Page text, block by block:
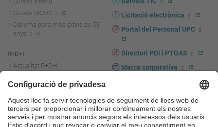
Cursos MOOC
Diploma per a més grans de 55
anys
R+D+I
Actualitat R+D+I
La transferència, l'emprenedoria i
la innovació a la UPC
Foment i suport a la recerca
Foment i suport a la
Licitació electrònica
Portal del Personal UPC
Directori PDI i PTGAS
Marca corporativa
Seguretat i salut
Autoprotecció i emergències